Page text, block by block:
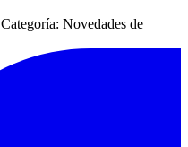
Categoría: Novedades de